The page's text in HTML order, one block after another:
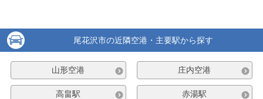
尾花沢市の近隣空港・主要駅から探す
山形空港 庄内空港
高畠駅 赤湯駅